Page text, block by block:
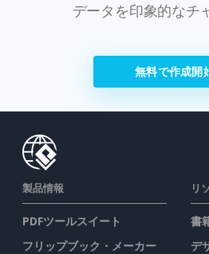
データを印象的なチ
無料で作成開
製品情報
PDFツールスイート
フリップブック・メーカー
リ
書
デ